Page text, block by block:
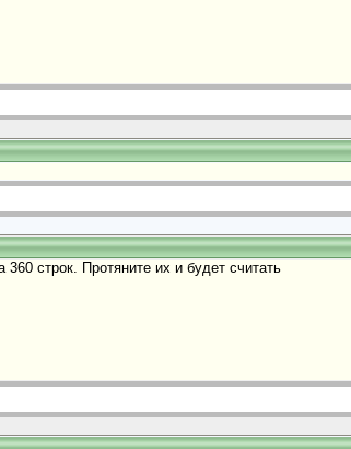
строк. Протяните их и будет считать